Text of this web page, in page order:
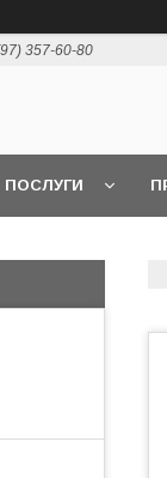
357-60-80
ПОСЛУГИ